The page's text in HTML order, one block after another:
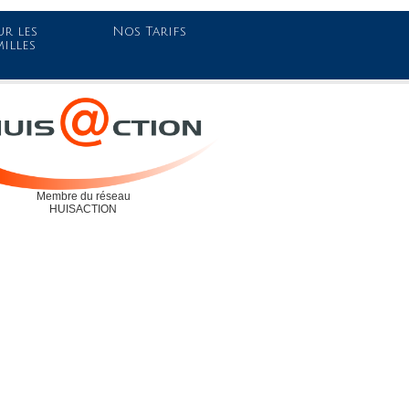
les
Nos Tarifs
Membre du réseau
HUISACTION